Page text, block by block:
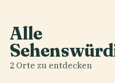
Alle
2 Orte zu entdecken